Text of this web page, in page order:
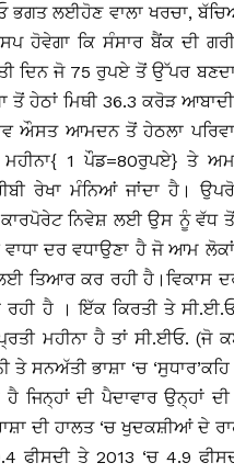
ਭਗਤ ਲਈਹੋਣ ਵਾਲਾ ਖਰਚਾ,
ਕਿ ਸੰਸਾਰ ਬੈਂਕ ਦੀ
ਦਿਨ ਜੋ 75 ਰੁਪਏ ਤੋਂ ਉੱਪਰ
ਤੋਂ ਹੇਠਾਂ ਮਿਥੀ 36.3 ਕਰੋੜ
ਔਸਤ ਆਮਦਨ ਤੋਂ ਹੇਠਲਾ
1 ਪੌਡ=80ਰੁਪਏ} ਤੇ
ਰੇਖਾ ਮੰਨਿਆਂ ਜਾਂਦਾ ਹੈ।
ਨਿਵੇਸ਼ ਲਈ ਉਸ ਨੂੰ ਵੱਧ ਤੋਂ
ਦਰ ਵਧਾਉਣਾ ਹੈ ਜੋ ਆਮ
ਤਿਆਰ ਕਰ ਰਹੀ ਹੈ।ਵਿਕਾਸ
ਰਹੀ ਹੈ । ਇੱਕ ਕਿਰਤੀ ਤੇ
ਮਹੀਨਾ ਹੈ ਤਾਂ ਸੀ.ਈਓ. (ਜੋ
ਤੇ ਸਨਅੱਤੀ ਭਾਸ਼ਾ ‘ਚ
ਜਿਨ੍ਹਾਂ ਦੀ ਪੈਦਾਵਾਰ ਉਨ੍ਹਾਂ
ਦੀ ਹਾਲਤ ‘ਚ ਖੁਦਕਸ਼ੀਆਂ ਦੇ
ਫੀਸਦੀ ਤੇ 2013 ‘ਚ 4.9